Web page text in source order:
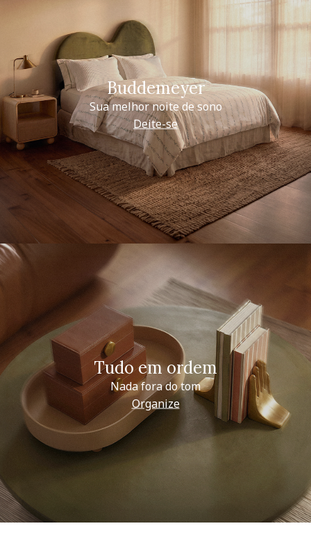
Buddemeyer
Sua melhor noite de sono
Deite-se
Tudo em ordem
Nada fora do tom
Organize